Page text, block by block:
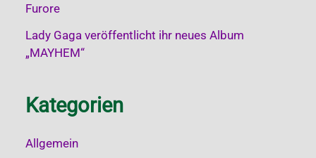
Furore
Lady Gaga veröffentlicht ihr neues Album
„MAYHEM“
Kategorien
Allgemein